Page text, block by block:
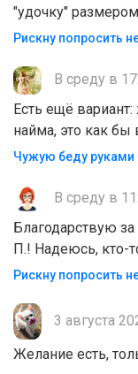
"удочку"
Рискну попросить
В среду в
Есть ещё
найма, это как бы
Чужую беду руками
В среду в
Благодарствую
П.! Надеюсь, кто-
Рискну попросить
3 августа
Желание